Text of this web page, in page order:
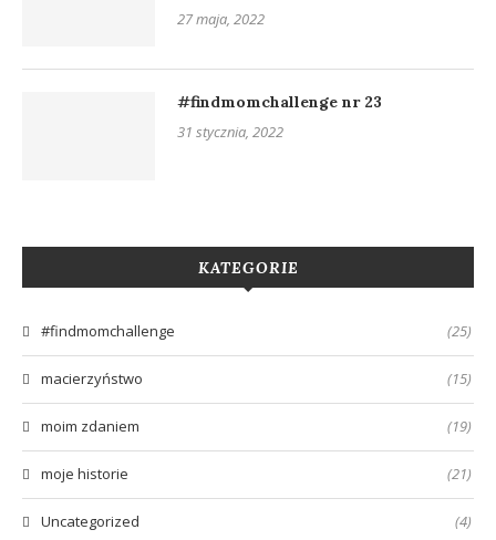
27 maja, 2022
#findmomchallenge nr 23
31 stycznia, 2022
KATEGORIE
#findmomchallenge (25)
macierzyństwo (15)
moim zdaniem (19)
moje historie (21)
Uncategorized (4)